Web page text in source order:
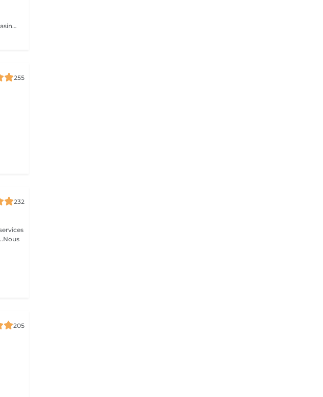
Nails you were searching for! is the process of artificially increasing the length of the nail using polygel material in order to correct the defects of the natural nail delamination and weakness of the nail plate. Our masters do edged, hardware, or combined manicure. How is polygel extension done? - removal of old semi-permanent (if needed) - rough skin is removed - the shape of the nail plate is corrected - the cuticle and side ridges are corrected - polygel is applied - semi-permanent nail polish is applied - cuticle oil and hand cream are applied Age restrictions: recommended to do from 16 years. Post procedure recommendations: there are no post recommendations for this procedure. Frequency: once in 3 weeks.
255
232
205